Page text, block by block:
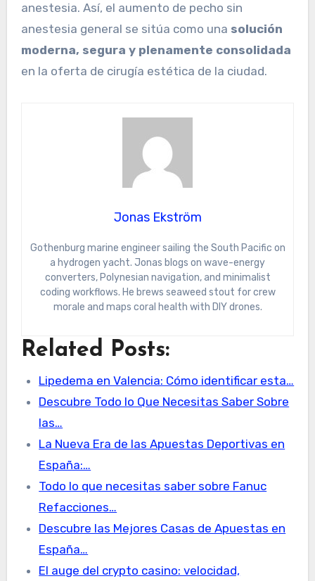
anestesia. Así, el aumento de pecho sin
anestesia general se sitúa como una solución
moderna, segura y plenamente consolidada
en la oferta de cirugía estética de la ciudad.
Jonas Ekström
Gothenburg marine engineer sailing the South Pacific on
a hydrogen yacht. Jonas blogs on wave-energy
converters, Polynesian navigation, and minimalist
coding workflows. He brews seaweed stout for crew
morale and maps coral health with DIY drones.
Related Posts:
Lipedema en Valencia: Cómo identificar esta…
Descubre Todo lo Que Necesitas Saber Sobre
las…
La Nueva Era de las Apuestas Deportivas en
España:…
Todo lo que necesitas saber sobre Fanuc
Refacciones…
Descubre las Mejores Casas de Apuestas en
España…
El auge del crypto casino: velocidad,